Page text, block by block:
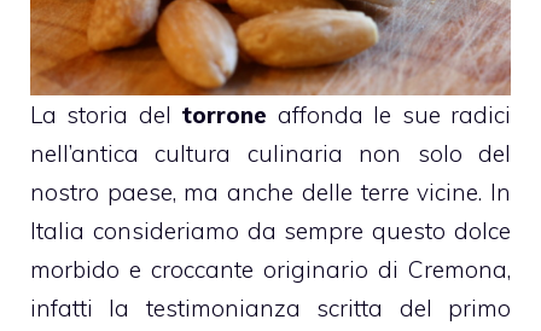
La storia del torrone affonda le sue radici
nell’antica cultura culinaria non solo del
nostro paese, ma anche delle terre vicine. In
Italia consideriamo da sempre questo dolce
morbido e croccante originario di Cremona,
infatti la testimonianza scritta del primo